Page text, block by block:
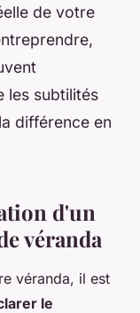
de votre
les subtilités
différence en
d'un
véranda
véranda, il est
le